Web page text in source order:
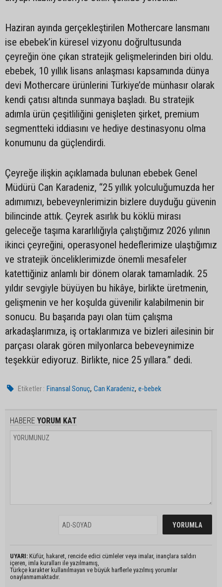
Haziran ayında gerçekleştirilen Mothercare lansmanı
ise ebebek’in küresel vizyonu doğrultusunda
çeyreğin öne çıkan stratejik gelişmelerinden biri oldu.
ebebek, 10 yıllık lisans anlaşması kapsamında dünya
devi Mothercare ürünlerini Türkiye’de münhasır olarak
kendi çatısı altında sunmaya başladı. Bu stratejik
adımla ürün çeşitliliğini genişleten şirket, premium
segmentteki iddiasını ve hediye destinasyonu olma
konumunu da güçlendirdi.
Çeyreğe ilişkin açıklamada bulunan ebebek Genel
Müdürü Can Karadeniz, “25 yıllık yolculuğumuzda her
adımımızı, bebeveynlerimizin bizlere duyduğu güvenin
bilincinde attık. Çeyrek asırlık bu köklü mirası
geleceğe taşıma kararlılığıyla çalıştığımız 2026 yılının
ikinci çeyreğini, operasyonel hedeflerimize ulaştığımız
ve stratejik önceliklerimizde önemli mesafeler
katettiğiniz anlamlı bir dönem olarak tamamladık. 25
yıldır sevgiyle büyüyen bu hikâye, birlikte üretmenin,
gelişmenin ve her koşulda güvenilir kalabilmenin bir
sonucu. Bu başarıda payı olan tüm çalışma
arkadaşlarımıza, iş ortaklarımıza ve bizleri ailesinin bir
parçası olarak gören milyonlarca bebeveynimize
teşekkür ediyoruz. Birlikte, nice 25 yıllara.” dedi.
Etiketler : Finansal Sonuç,Can Karadeniz,e-bebek
HABERE YORUM KAT
UYARI: Küfür, hakaret, rencide edici cümleler veya imalar, inançlara saldırı
içeren, imla kuralları ile yazılmamış,
Türkçe karakter kullanılmayan ve büyük harflerle yazılmış yorumlar
onaylanmamaktadır.